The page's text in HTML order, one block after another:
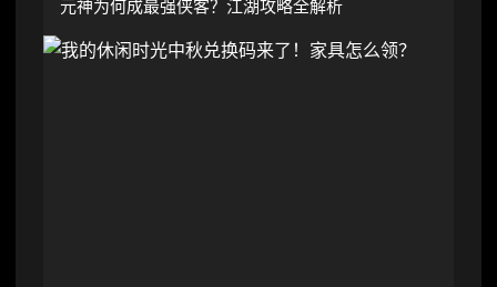
元神为何成最强侠客？江湖攻略全解析